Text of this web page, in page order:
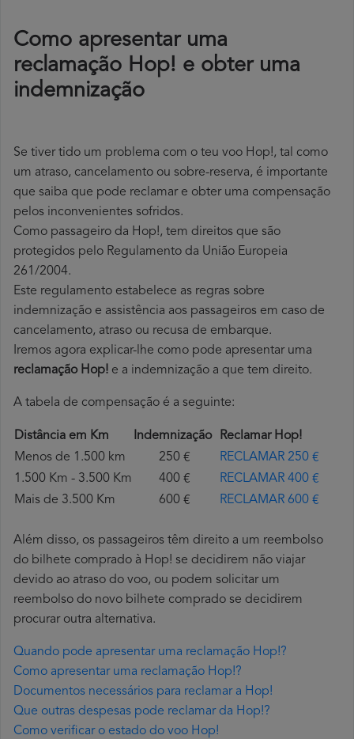
Como apresentar uma
reclamação Hop! e obter uma
indemnização
Se tiver tido um problema com o teu voo Hop!, tal como
um atraso, cancelamento ou sobre-reserva, é importante
que saiba que pode reclamar e obter uma compensação
pelos inconvenientes sofridos.
Como passageiro da Hop!, tem direitos que são
protegidos pelo Regulamento da União Europeia
261/2004.
Este regulamento estabelece as regras sobre
indemnização e assistência aos passageiros em caso de
cancelamento, atraso ou recusa de embarque.
Iremos agora explicar-lhe como pode apresentar uma
reclamação Hop! e a indemnização a que tem direito.
A tabela de compensação é a seguinte:
Distância em Km Indemnização
Reclamar Hop!
Menos de 1.500 km
250 €
RECLAMAR 250 €
1.500 Km - 3.500 Km
400 €
RECLAMAR 400 €
Mais de 3.500 Km
600 € RECLAMAR 600 €
Além disso, os passageiros têm direito a um reembolso
do bilhete comprado à Hop! se decidirem não viajar
devido ao atraso do voo, ou podem solicitar um
reembolso do novo bilhete comprado se decidirem
procurar outra alternativa.
Quando pode apresentar uma reclamação Hop!?
Como apresentar uma reclamação Hop!?
Documentos necessários para reclamar a Hop!
Que outras despesas pode reclamar da Hop!?
Como verificar o estado do voo Hop!